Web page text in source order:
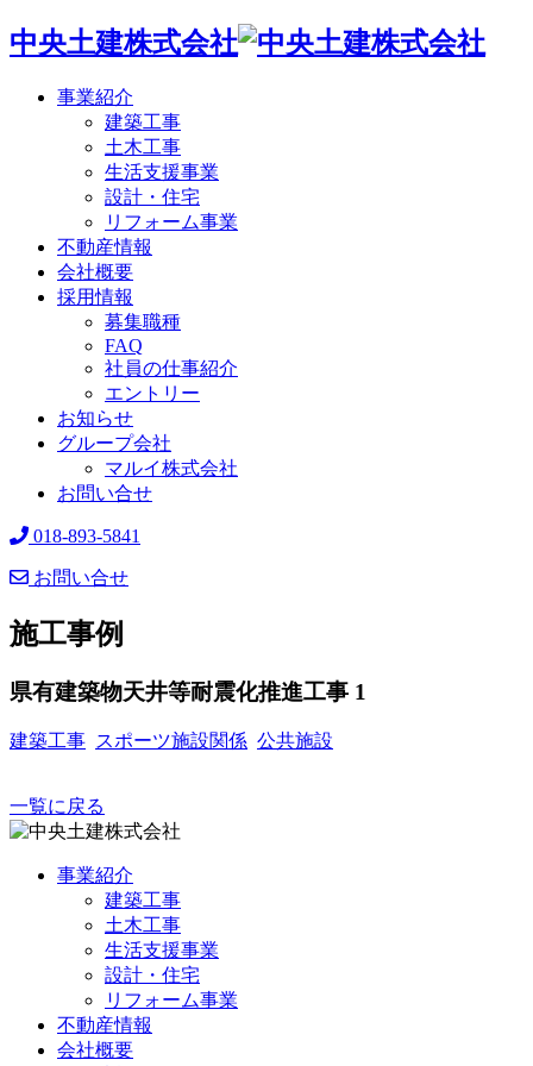
中央土建株式会社
事業紹介
建築工事
土木工事
生活支援事業
設計・住宅
リフォーム事業
不動産情報
会社概要
採用情報
募集職種
FAQ
社員の仕事紹介
エントリー
お知らせ
グループ会社
マルイ株式会社
お問い合せ
018-893-5841
お問い合せ
施工事例
県有建築物天井等耐震化推進工事 1
建築工事 スポーツ施設関係 公共施設
一覧に戻る
事業紹介
建築工事
土木工事
生活支援事業
設計・住宅
リフォーム事業
不動産情報
会社概要